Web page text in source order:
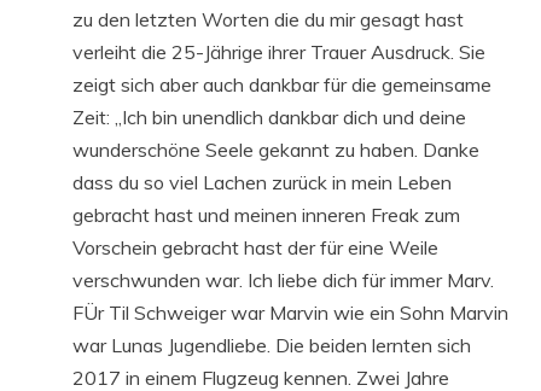
zu den letzten Worten die du mir gesagt hast
verleiht die 25-Jährige ihrer Trauer Ausdruck. Sie
zeigt sich aber auch dankbar für die gemeinsame
Zeit: „Ich bin unendlich dankbar dich und deine
wunderschöne Seele gekannt zu haben. Danke
dass du so viel Lachen zurück in mein Leben
gebracht hast und meinen inneren Freak zum
Vorschein gebracht hast der für eine Weile
verschwunden war. Ich liebe dich für immer Marv.
FÜr Til Schweiger war Marvin wie ein Sohn Marvin
war Lunas Jugendliebe. Die beiden lernten sich
2017 in einem Flugzeug kennen. Zwei Jahre